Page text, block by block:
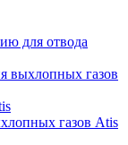
для отвода
выхлопных газов
газов Atis